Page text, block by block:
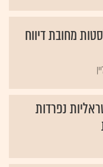
מחובת דיווח
נפרדות